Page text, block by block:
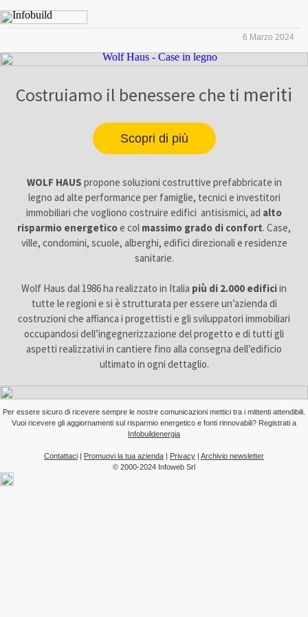
6 Marzo 2024
Costruiamo il benessere che ti meriti
Scopri di più
WOLF HAUS propone soluzioni costruttive prefabbricate in
legno ad alte performance per famiglie, tecnici e investitori
immobiliari che vogliono costruire edifici antisismici, ad alto
risparmio energeticoe col massimo grado di confort. Case,
ville, condomini, scuole, alberghi, edifici direzionali e residenze
sanitarie.
Wolf Haus dal 1986 ha realizzato in Italia più di 2.000 edificiin
tutte le regioni e si è strutturata per essere un’azienda di
costruzioni che affianca i progettisti e gli sviluppatori immobiliari
occupandosi dell’ingegnerizzazione del progetto e di tutti gli
aspetti realizzativi in cantiere fino alla consegna dell’edificio
ultimato in ogni dettaglio.
Per essere sicuro di ricevere sempre le nostre comunicazioni mettici tra i mittenti attendibili.
Vuoi ricevere gli aggiornamenti sul risparmio energetico e fonti rinnovabili? Registrati a
Infobuildenergia
Contattaci | Promuovi la tua azienda | Privacy | Archivio newsletter
© 2000-2024 Infoweb Srl